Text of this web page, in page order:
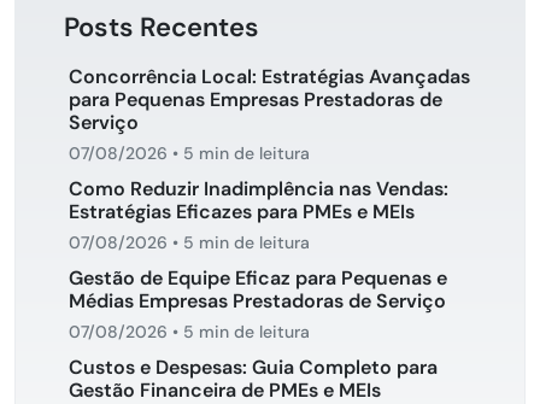
Posts Recentes
Concorrência Local: Estratégias Avançadas
para Pequenas Empresas Prestadoras de
Serviço
07/08/2026 • 5 min de leitura
Como Reduzir Inadimplência nas Vendas:
Estratégias Eficazes para PMEs e MEIs
07/08/2026 • 5 min de leitura
Gestão de Equipe Eficaz para Pequenas e
Médias Empresas Prestadoras de Serviço
07/08/2026 • 5 min de leitura
Custos e Despesas: Guia Completo para
Gestão Financeira de PMEs e MEIs